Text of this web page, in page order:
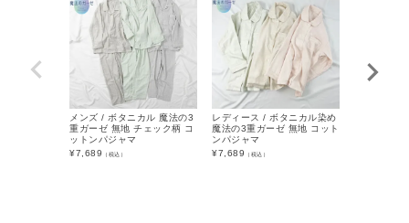
メンズ / ボタニカル 魔法の3
重ガーゼ 無地 チェック柄 コ
ットンパジャマ
¥7,689 （税込）
レディース / ボタニカル染め
魔法の3重ガーゼ 無地 コット
ンパジャマ
¥7,689 （税込）